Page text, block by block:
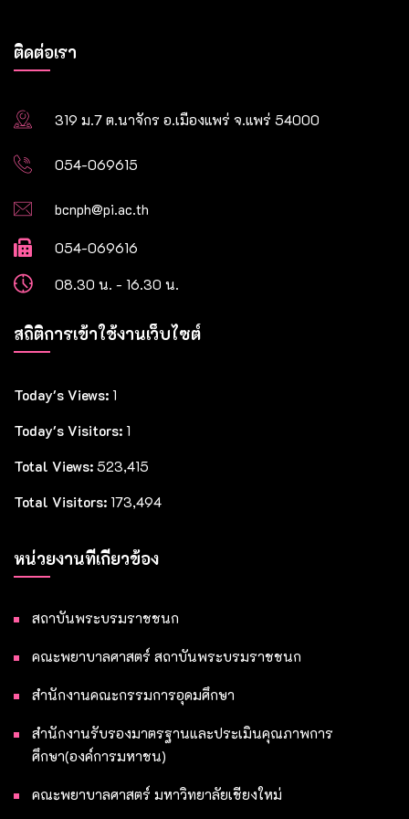
ติดต่อเรา
319 ม.7 ต.นาจักร อ.เมืองแพร่ จ.แพร่ 54000
054-069615
bcnph@pi.ac.th
054-069616
08.30 น. - 16.30 น.
สถิติการเข้าใช้งานเว็บไซต์
Today's Views: 1
Today's Visitors: 1
Total Views: 523,415
Total Visitors: 173,494
หน่วยงานที่เกี่ยวข้อง
สถาบันพระบรมราชชนก
คณะพยาบาลศาสตร์ สถาบันพระบรมราชชนก
สำนักงานคณะกรรมการอุดมศึกษา
สำนักงานรับรองมาตรฐานและประเมินคุณภาพการ
ศึกษา(องค์การมหาชน)
คณะพยาบาลศาสตร์ มหาวิทยาลัยเชียงใหม่